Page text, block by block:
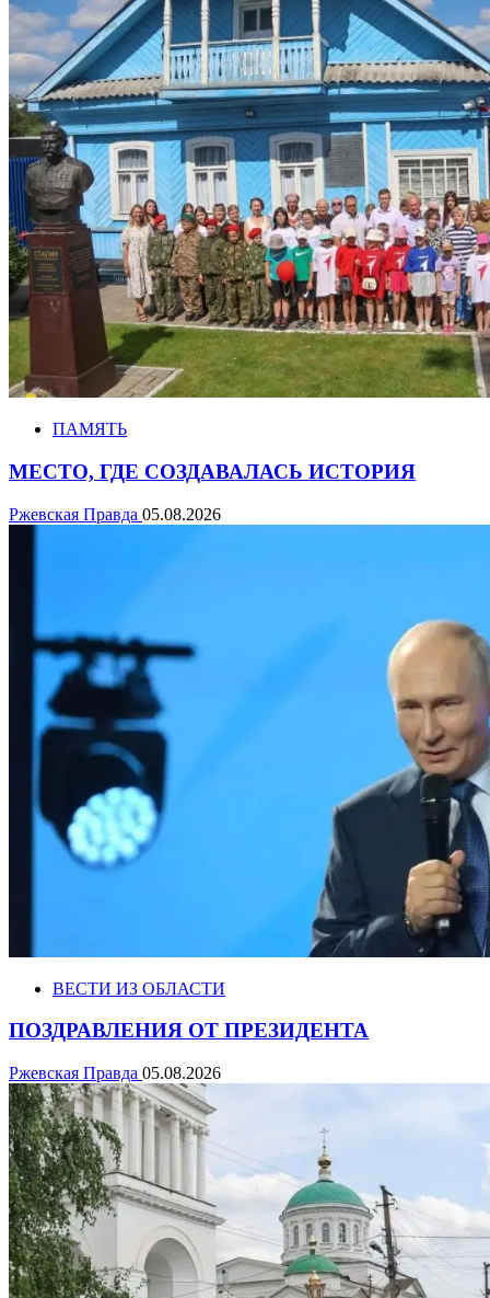
ПАМЯТЬ
МЕСТО, ГДЕ СОЗДАВАЛАСЬ ИСТОРИЯ
Ржевская Правда 05.08.2026
ВЕСТИ ИЗ ОБЛАСТИ
ПОЗДРАВЛЕНИЯ ОТ ПРЕЗИДЕНТА
Ржевская Правда 05.08.2026